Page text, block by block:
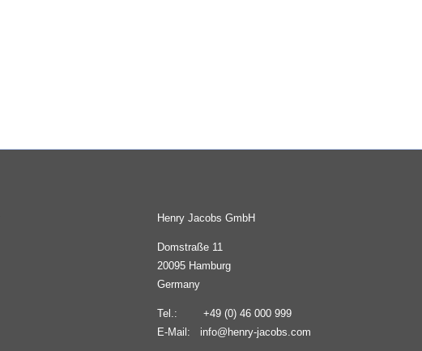
Henry Jacobs GmbH
Domstraße 11
20095 Hamburg
Germany
Tel.: +49 (0) 46 000 999
E-Mail: info@henry-jacobs.com